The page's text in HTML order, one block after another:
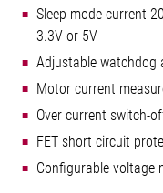
Sleep mode current
3.3V or 5V
Adjustable watchdog
Motor current
Over current switch-
FET short circuit
Configurable voltage